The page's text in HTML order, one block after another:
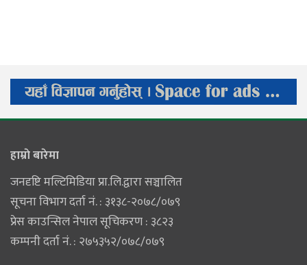
हाम्राे बारेमा
जनदृष्टि मल्टिमिडिया प्रा.लि.द्वारा सञ्चालित
सूचना विभाग दर्ता नं. : ३१३८-२०७८/०७९
प्रेस काउन्सिल नेपाल सूचिकरण : ३८२३
कम्पनी दर्ता नं. : २७५३५२/०७८/०७९